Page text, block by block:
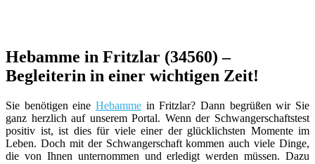
Hebamme in Fritzlar (34560) –
Begleiterin in einer wichtigen Zeit!
Sie benötigen eine Hebamme in Fritzlar? Dann begrüßen wir Sie
ganz herzlich auf unserem Portal. Wenn der Schwangerschaftstest
positiv ist, ist dies für viele einer der glücklichsten Momente im
Leben. Doch mit der Schwangerschaft kommen auch viele Dinge,
die von Ihnen unternommen und erledigt werden müssen. Dazu